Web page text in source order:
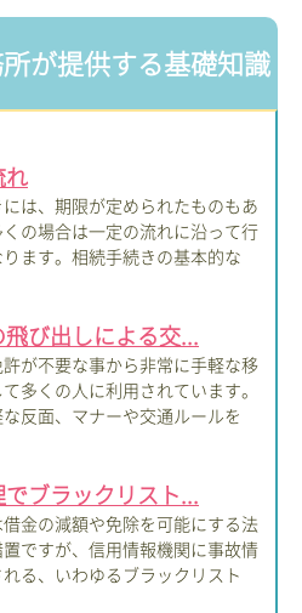
が提供する基礎知識
れ
は、期限が定められたものもあ
の場合は一定の流れに沿って行
ます。相続手続きの基本的な
飛び出しによる交...
が不要な事から非常に手軽な移
多くの人に利用されています。
反面、マナーや交通ルールを
ブラックリスト...
金の減額や免除を可能にする法
ですが、信用情報機関に事故情
る、いわゆるブラックリスト